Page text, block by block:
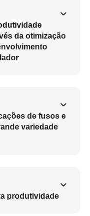
da otimização
de fusos e
variedade
produtividade